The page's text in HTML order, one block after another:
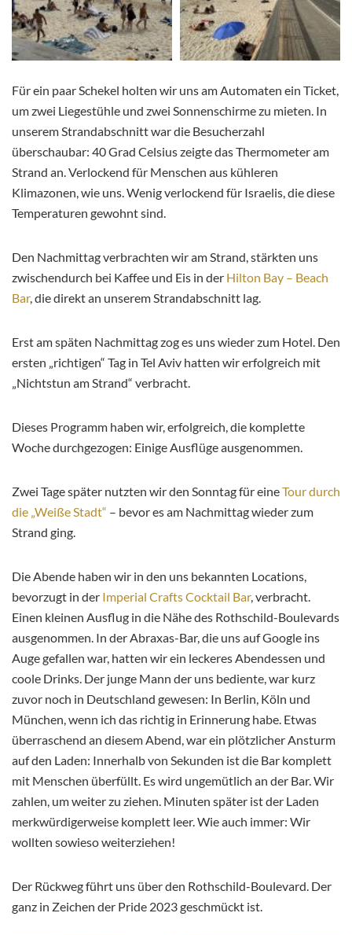
Für ein paar Schekel holten wir uns am Automaten ein Ticket,
um zwei Liegestühle und zwei Sonnenschirme zu mieten. In
unserem Strandabschnitt war die Besucherzahl
überschaubar: 40 Grad Celsius zeigte das Thermometer am
Strand an. Verlockend für Menschen aus kühleren
Klimazonen, wie uns. Wenig verlockend für Israelis, die diese
Temperaturen gewohnt sind.
Den Nachmittag verbrachten wir am Strand, stärkten uns
zwischendurch bei Kaffee und Eis in der Hilton Bay – Beach
Bar, die direkt an unserem Strandabschnitt lag.
Erst am späten Nachmittag zog es uns wieder zum Hotel. Den
ersten „richtigen“ Tag in Tel Aviv hatten wir erfolgreich mit
„Nichtstun am Strand“ verbracht.
Dieses Programm haben wir, erfolgreich, die komplette
Woche durchgezogen: Einige Ausflüge ausgenommen.
Zwei Tage später nutzten wir den Sonntag für eineTour durch
die „Weiße Stadt“ – bevor es am Nachmittag wieder zum
Strand ging.
Die Abende haben wir in den uns bekannten Locations,
bevorzugt in der Imperial Crafts Cocktail Bar, verbracht.
Einen kleinen Ausflug in die Nähe des Rothschild-Boulevards
ausgenommen. In der Abraxas-Bar, die uns auf Google ins
Auge gefallen war, hatten wir ein leckeres Abendessen und
coole Drinks. Der junge Mann der uns bediente, war kurz
zuvor noch in Deutschland gewesen: In Berlin, Köln und
München, wenn ich das richtig in Erinnerung habe. Etwas
überraschend an diesem Abend, war ein plötzlicher Ansturm
auf den Laden: Innerhalb von Sekunden ist die Bar komplett
mit Menschen überfüllt. Es wird ungemütlich an der Bar. Wir
zahlen, um weiter zu ziehen. Minuten später ist der Laden
merkwürdigerweise komplett leer. Wie auch immer: Wir
wollten sowieso weiterziehen!
Der Rückweg führt uns über den Rothschild-Boulevard. Der
ganz in Zeichen der Pride 2023 geschmückt ist.